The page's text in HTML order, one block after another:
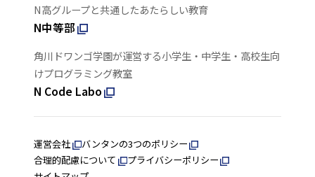
N高グループと共通したあたらしい教育
N中等部
角川ドワンゴ学園が運営する小学生・中学生・高校生向
けプログラミング教室
N Code Labo
運営会社
バンタンの3つのポリシー
合理的配慮について
プライバシーポリシー